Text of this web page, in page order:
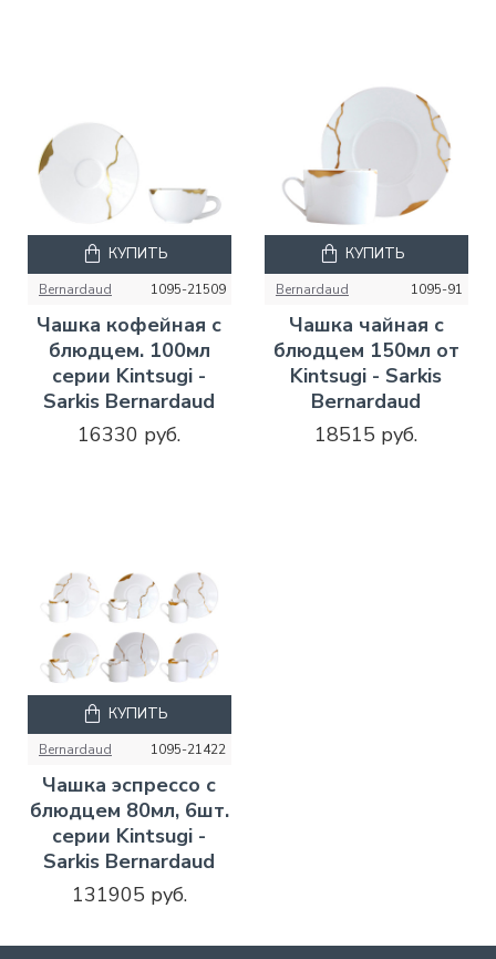
Bernardaud 1095-21509
Чашка кофейная с
блюдцем. 100мл
серии Kintsugi -
Sarkis Bernardaud
16330 руб.
КУПИТЬ
Bernardaud 1095-91
Чашка чайная с
блюдцем 150мл от
Kintsugi - Sarkis
Bernardaud
18515 руб.
КУПИТЬ
Bernardaud 1095-21422
Чашка эспрессо с
блюдцем 80мл, 6шт.
серии Kintsugi -
Sarkis Bernardaud
131905 руб.
КУПИТЬ